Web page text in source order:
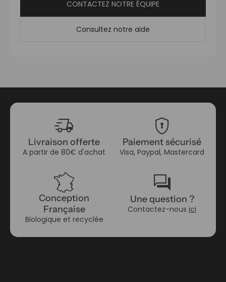
CONTACTEZ NOTRE ÉQUIPE
Consultez notre aide
delivery_truck_speed
Livraison offerte
A partir de 80€ d'achat
encrypted
Paiement sécurisé
Visa, Paypal, Mastercard
Conception
Française
Biologique et recyclée
forum
Une question ?
Contactez-nous ici